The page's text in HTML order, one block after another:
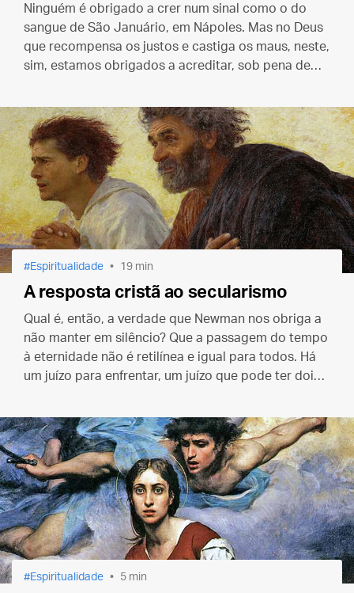
Ninguém é obrigado a crer num sinal como o do
sangue de São Januário, em Nápoles. Mas no Deus
que recompensa os justos e castiga os maus, neste,
sim, estamos obrigados a acreditar, sob pena de
Espiritualidade 19 min
A resposta cristã ao secularismo
Qual é, então, a verdade que Newman nos obriga a
não manter em silêncio? Que a passagem do tempo
à eternidade não é retilínea e igual para todos. Há
um juízo para enfrentar, um juízo que pode ter dois
Espiritualidade 5 min